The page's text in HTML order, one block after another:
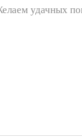
удачных